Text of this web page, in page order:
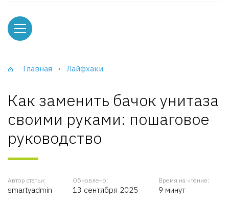
Главная Лайфхаки
Как заменить бачок унитаза
своими руками: пошаговое
руководство
Автор статьи:
smartyadmin
Обновлено:
13 сентября 2025
Время на чтение:
9 минут
и тумбы